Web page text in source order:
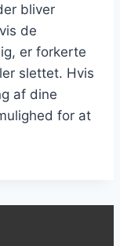
bliver
de
er forkerte
slettet. Hvis
af dine
for at